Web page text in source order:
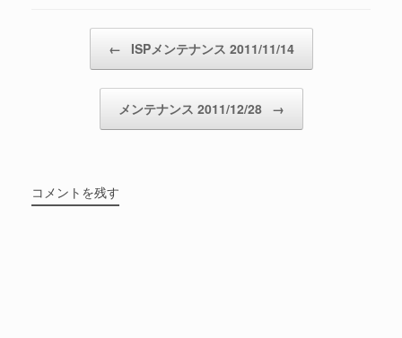
← ISPメンテナンス 2011/11/14
メンテナンス 2011/12/28 →
コメントを残す